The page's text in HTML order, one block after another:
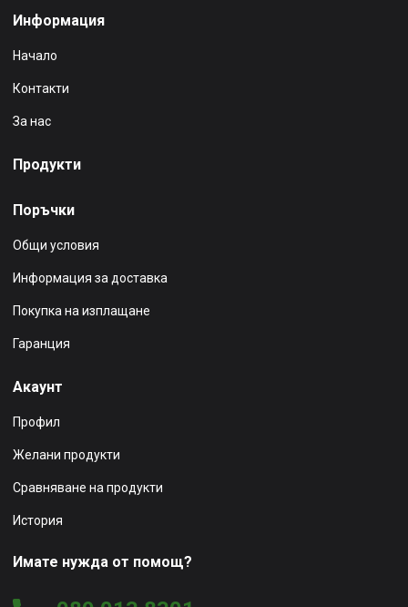
Информация
Начало
Контакти
За нас
Продукти
Поръчки
Общи условия
Информация за доставка
Покупка на изплащане
Гаранция
Акаунт
Профил
Желани продукти
Сравняване на продукти
История
Имате нужда от помощ?